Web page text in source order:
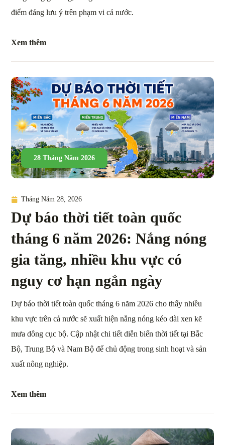
điểm đáng lưu ý trên phạm vi cả nước.
Xem thêm
28 Tháng Năm 2026
Tháng Năm 28, 2026
Dự báo thời tiết toàn quốc
tháng 6 năm 2026: Nắng nóng
gia tăng, nhiều khu vực có
nguy cơ hạn ngắn ngày
Dự báo thời tiết toàn quốc tháng 6 năm 2026 cho thấy nhiều
khu vực trên cả nước sẽ xuất hiện nắng nóng kéo dài xen kẽ
mưa dông cục bộ. Cập nhật chi tiết diễn biến thời tiết tại Bắc
Bộ, Trung Bộ và Nam Bộ để chủ động trong sinh hoạt và sản
xuất nông nghiệp.
Xem thêm